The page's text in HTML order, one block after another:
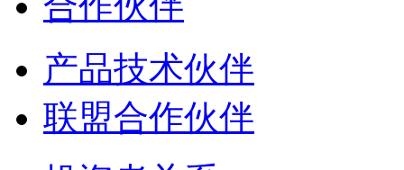
产品技术伙伴
联盟合作伙伴